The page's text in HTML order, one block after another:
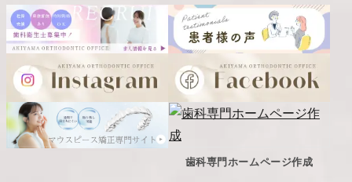
歯科専門ホームページ作成